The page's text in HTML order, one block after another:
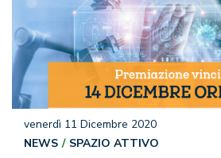
venerdì 11 Dicembre 2020
NEWS
SPAZIO ATTIVO